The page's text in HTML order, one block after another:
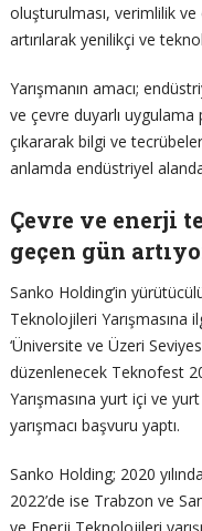
oluşturulması, verimlilik ve
artırılarak yenilikçi ve
Yarışmanın amacı;
ve çevre duyarlı
çıkararak bilgi ve
anlamda endüstriyel
Çevre ve enerji
geçen gün
Sanko Holding’in
Teknolojileri Yarışmasına
‘Üniversite ve Üzeri
düzenlenecek Teknofest
Yarışmasına yurt içi ve
yarışmacı başvuru yaptı.
Sanko Holding; 2020
2022’de ise Trabzon ve